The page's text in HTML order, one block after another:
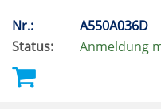
Nr.:
A550A036D
Status:
Anmeldung